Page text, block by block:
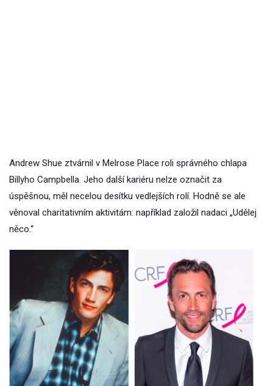
Andrew Shue ztvárnil v Melrose Place roli správného chlapa
Billyho Campbella. Jeho další kariéru nelze označit za
úspěšnou, měl necelou desítku vedlejších rolí. Hodně se ale
věnoval charitativním aktivitám: například založil nadaci „Udělej
něco.“